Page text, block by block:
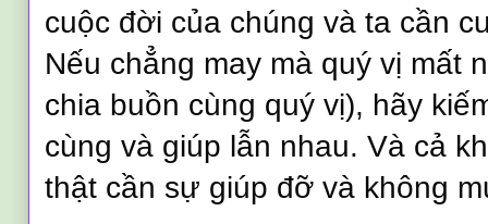
cuộc đời của chúng và ta cần
Nếu chẳng may mà quý vị mất
chia buồn cùng quý vị), hãy
cùng và giúp lẫn nhau. Và cả
thật cần sự giúp đỡ và không